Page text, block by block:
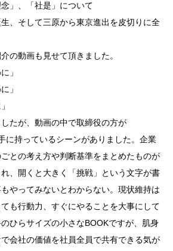
」、「社是」について
生、そして三原から東京進出を皮切りに全
の動画も見せて頂きました。
」
」
たが、動画の中で取締役の方が
に持っているシーンがありました。企業
との考え方や判断基準をまとめたものが
、開くと大きく「挑戦」という文字が書
やってみないとわからない。現状維持は
も行動力、すぐにやることを大事にして
ひらサイズの小さなBOOKですが、肌身
会社の価値を社員全員で共有できる気が